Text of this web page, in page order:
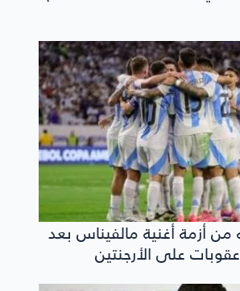
أزمة أغنية مالفيناس بعد
على الأرجنتين